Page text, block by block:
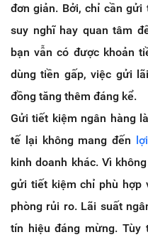
đơn giản. Bởi, chỉ cần gửi
suy nghĩ hay quan tâm
bạn vẫn có được khoản
dùng tiền gấp, việc gửi
đồng tăng thêm đáng kể.
Gửi tiết kiệm ngân hàng
tế lại không mang đến
kinh doanh khác. Vì
gửi tiết kiệm chỉ phù hợp
phòng rủi ro. Lãi suất
tín hiệu đáng mừng.